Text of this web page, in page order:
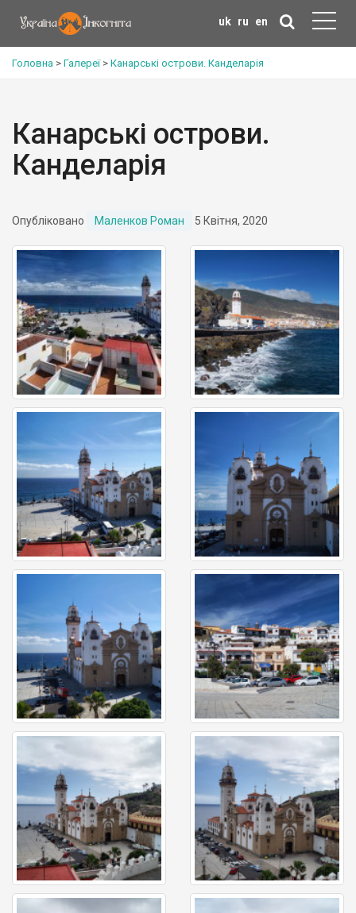
uk ru en
Головна > Галереї> Канарські острови. Канделарія
Канарські острови.
Канделарія
Опубліковано Маленков Роман 5 Квітня, 2020